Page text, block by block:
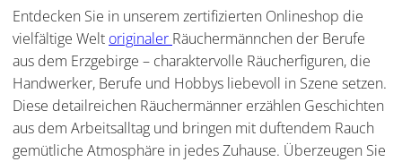
Entdecken Sie in unserem zertifizierten Onlineshop die
vielfältige Welt originaler Räuchermännchen der Berufe
aus dem Erzgebirge – charaktervolle Räucherfiguren, die
Handwerker, Berufe und Hobbys liebevoll in Szene setzen.
Diese detailreichen Räuchermänner erzählen Geschichten
aus dem Arbeitsalltag und bringen mit duftendem Rauch
gemütliche Atmosphäre in jedes Zuhause. Überzeugen Sie